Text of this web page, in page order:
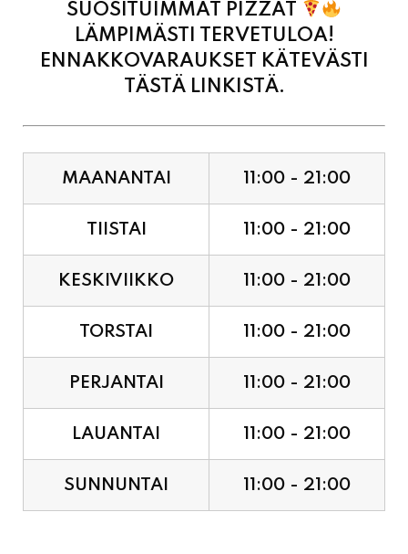
TÄSTÄ LINKISTÄ.
TIISTAI 11:00 - 21:00
KESKIVIIKKO 11:00 - 21:00
TORSTAI 11:00 - 21:00
PERJANTAI 11:00 - 21:00
LAUANTAI 11:00 - 21:00
SUNNUNTAI 11:00 - 21:00